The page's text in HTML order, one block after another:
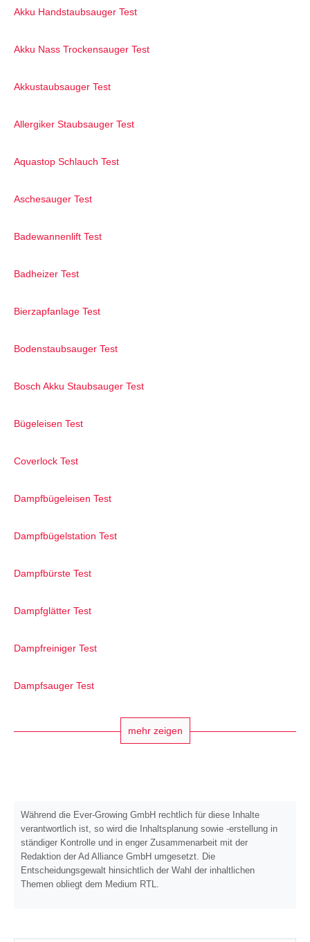
Akku Handstaubsauger Test
Akku Nass Trockensauger Test
Akkustaubsauger Test
Allergiker Staubsauger Test
Aquastop Schlauch Test
Aschesauger Test
Badewannenlift Test
Badheizer Test
Bierzapfanlage Test
Bodenstaubsauger Test
Bosch Akku Staubsauger Test
Bügeleisen Test
Coverlock Test
Dampfbügeleisen Test
Dampfbügelstation Test
Dampfbürste Test
Dampfglätter Test
Dampfreiniger Test
Dampfsauger Test
mehr zeigen
Während die Ever-Growing GmbH rechtlich für diese Inhalte
verantwortlich ist, so wird die Inhaltsplanung sowie -erstellung in
ständiger Kontrolle und in enger Zusammenarbeit mit der
Redaktion der Ad Alliance GmbH umgesetzt. Die
Entscheidungsgewalt hinsichtlich der Wahl der inhaltlichen
Themen obliegt dem Medium RTL.